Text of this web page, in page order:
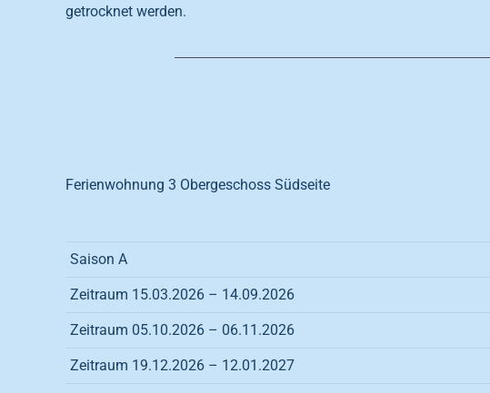
getrocknet werden.
Ferienwohnung 3 Obergeschoss Südseite
Saison A
Zeitraum 15.03.2026 – 14.09.2026
Zeitraum 05.10.2026 – 06.11.2026
Zeitraum 19.12.2026 – 12.01.2027